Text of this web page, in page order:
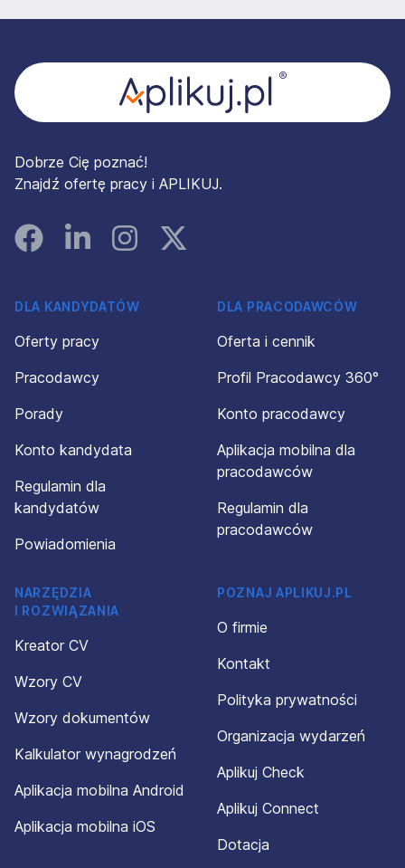
Dobrze Cię poznać!
Znajdź ofertę pracy i APLIKUJ.
FacebookLinked InInstagramInstagram
DLA KANDYDATÓW
Oferty pracy
Pracodawcy
Porady
Konto kandydata
Regulamin dla
kandydatów
Powiadomienia
DLA PRACODAWCÓW
Oferta i cennik
Profil Pracodawcy 360°
Konto pracodawcy
Aplikacja mobilna dla
pracodawców
Regulamin dla
pracodawców
NARZĘDZIA
I ROZWIĄZANIA
Kreator CV
Wzory CV
Wzory dokumentów
Kalkulator wynagrodzeń
Aplikacja mobilna Android
Aplikacja mobilna iOS
POZNAJ APLIKUJ.PL
O firmie
Kontakt
Polityka prywatności
Organizacja wydarzeń
Aplikuj Check
Aplikuj Connect
Dotacja